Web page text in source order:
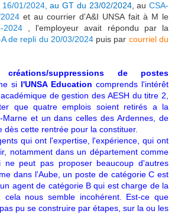
16/01/2024, auGT du 23/02/2024, auCSA-
et au courrier d'A&I UNSA fait à M le
2024
, l'employeur avait répondu par la
de repli du 20/03/2024puis par courriel du
suppressions de postes
si l'UNSA Education comprends l'intérêt
de gestion des AESH du titre 2,
que quatre emplois soient retirés a la
Marne et un dans celles des Ardennes, de
dès cette rentrée pour la constituer.
qui ont l'expertise, l'expérience, qui ont
notamment dans un département comme
ne peut pas proposer beaucoup d'autres
dans l'Aube, un poste de catégorie C est
agent de catégorie B qui est charge de la
cela nous semble incohérent. Est-ce que
pu se construire par étapes, sur la ou les